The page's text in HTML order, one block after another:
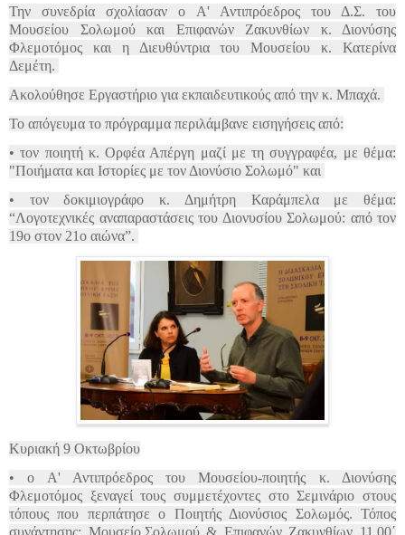
Την συνεδρία σχολίασαν ο Α' Αντιπρόεδρος του Δ.Σ. του
Μουσείου Σολωμού και Επιφανών Ζακυνθίων κ. Διονύσης
Φλεμοτόμος και η Διευθύντρια του Μουσείου κ. Κατερίνα
Δεμέτη.
Ακολούθησε Εργαστήριο για εκπαιδευτικούς από την κ. Μπαχά.
Το απόγευμα το πρόγραμμα περιλάμβανε εισηγήσεις από:
• τον ποιητή κ. Ορφέα Απέργη μαζί με τη συγγραφέα, με θέμα:
"Ποιήματα και Ιστορίες με τον Διονύσιο Σολωμό" και
• τον δοκιμιογράφο κ. Δημήτρη Καράμπελα με θέμα:
“Λογοτεχνικές αναπαραστάσεις του Διονυσίου Σολωμού: από τον
19ο στον 21ο αιώνα”.
Κυριακή 9 Οκτωβρίου
• ο Α' Αντιπρόεδρος του Μουσείου-ποιητής κ. Διονύσης
Φλεμοτόμος ξεναγεί τους συμμετέχοντες στο Σεμινάριο στους
τόπους που περπάτησε ο Ποιητής Διονύσιος Σολωμός. Τόπος
συνάντησης: Μουσείο.Σολωμού & Επιφανών Ζακυνθίων 11.00΄